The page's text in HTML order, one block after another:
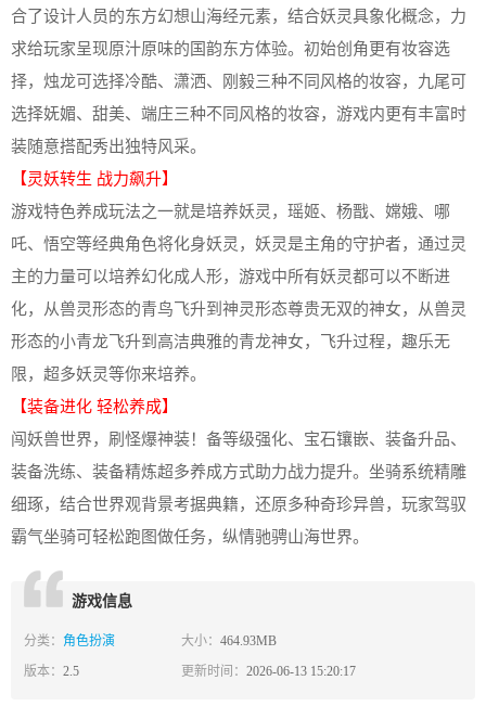
合了设计人员的东方幻想山海经元素，结合妖灵具象化概念，力
求给玩家呈现原汁原味的国韵东方体验。初始创角更有妆容选
择，烛龙可选择冷酷、潇洒、刚毅三种不同风格的妆容，九尾可
选择妩媚、甜美、端庄三种不同风格的妆容，游戏内更有丰富时
装随意搭配秀出独特风采。
【灵妖转生 战力飙升】
游戏特色养成玩法之一就是培养妖灵，瑶姬、杨戬、嫦娥、哪
吒、悟空等经典角色将化身妖灵，妖灵是主角的守护者，通过灵
主的力量可以培养幻化成人形，游戏中所有妖灵都可以不断进
化，从兽灵形态的青鸟飞升到神灵形态尊贵无双的神女，从兽灵
形态的小青龙飞升到高洁典雅的青龙神女，飞升过程，趣乐无
限，超多妖灵等你来培养。
【装备进化 轻松养成】
闯妖兽世界，刷怪爆神装！备等级强化、宝石镶嵌、装备升品、
装备洗练、装备精炼超多养成方式助力战力提升。坐骑系统精雕
细琢，结合世界观背景考据典籍，还原多种奇珍异兽，玩家驾驭
霸气坐骑可轻松跑图做任务，纵情驰骋山海世界。
游戏信息
分类： 角色扮演 大小：464.93MB
版本： 2.5 更新时间：2026-06-13 15:20:17